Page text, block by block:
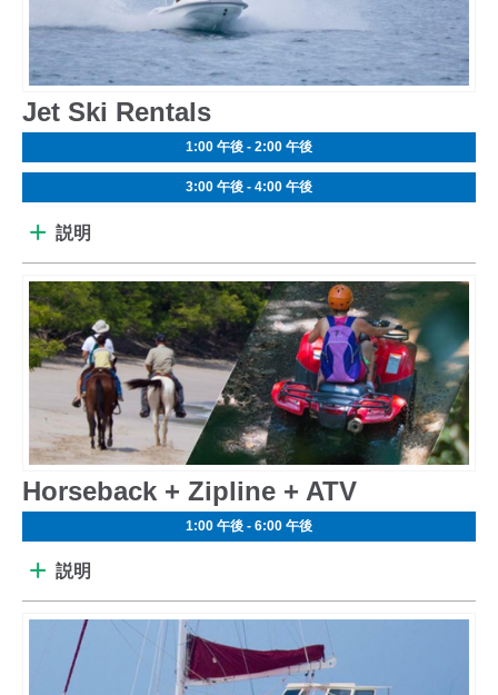
​Jet Ski Rentals
1:00 午後 - 2:00 午後
3:00 午後 - 4:00 午後
説明
Horseback + Zipline + ATV
1:00 午後 - 6:00 午後
説明